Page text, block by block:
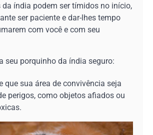
da índia podem ser tímidos no início,
ser paciente e dar-lhes tempo
com você e com seu
seu porquinho da índia seguro:
que sua área de convivência seja
perigos, como objetos afiados ou